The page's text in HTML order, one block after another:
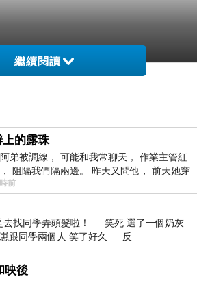
繼續閱讀
上的露珠
弟被調線， 可能和我常聊天， 作業主管紅
阻隔我們隔兩邊。 昨天又問他， 前天她穿
色衣服， 不經
前
去找同學弄頭髮啦！ 笑死 選了一個奶灰
跟同學兩個人 笑了好久 反
映後